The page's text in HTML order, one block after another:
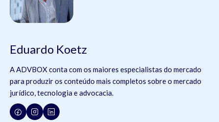
Eduardo Koetz
A ADVBOX conta com os maiores especialistas do mercado
para produzir os conteúdo mais completos sobre o mercado
jurídico, tecnologia e advocacia.